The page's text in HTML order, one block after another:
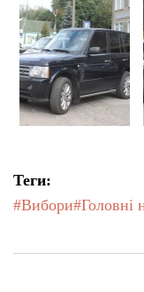
Теги:
#Вибори#Головні